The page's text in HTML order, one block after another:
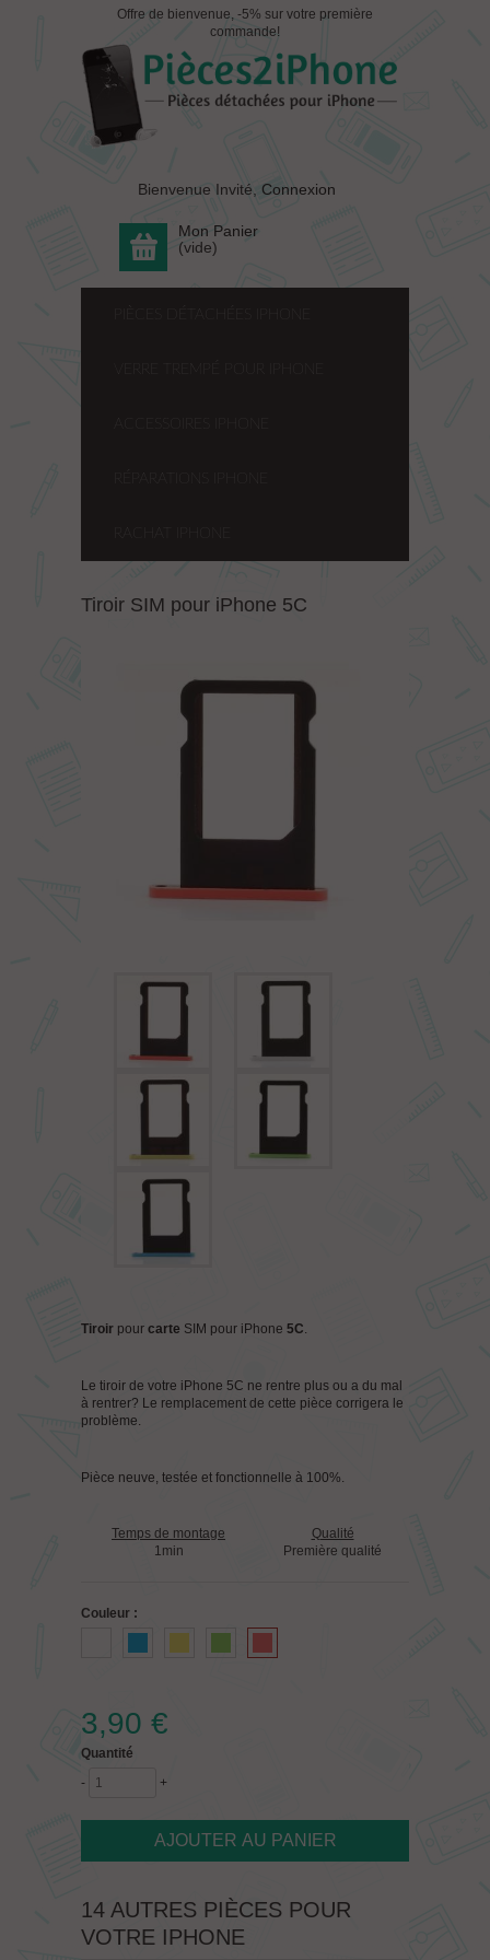
Offre de bienvenue, -5% sur votre première
commande!
Bienvenue Invité, Connexion
Mon Panier
(vide)
Tiroir SIM pour iPhone 5C
Tiroir pour carte SIM pour iPhone 5C.
Le tiroir de votre iPhone 5C ne rentre plus ou a du mal
à rentrer? Le remplacement de cette pièce corrigera le
problème.
Pièce neuve, testée et fonctionnelle à 100%.
Temps de montage
1min
Qualité
Première qualité
Couleur :
3,90 €
Quantité
-
+
14 AUTRES PIÈCES POUR
VOTRE IPHONE